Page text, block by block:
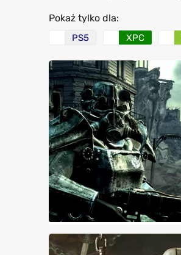
Pokaż tylko dla:
PS5 XPC